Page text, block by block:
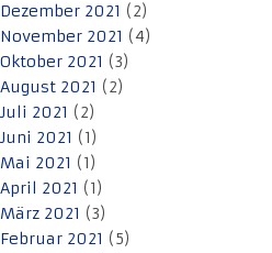
Dezember 2021 (2)
November 2021 (4)
Oktober 2021 (3)
August 2021 (2)
Juli 2021 (2)
Juni 2021 (1)
Mai 2021 (1)
April 2021 (1)
März 2021 (3)
Februar 2021 (5)